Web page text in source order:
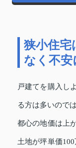
狭小住宅
なく不
戸建てを購入し
る方は多いので
都心の地価は上
土地が坪単価